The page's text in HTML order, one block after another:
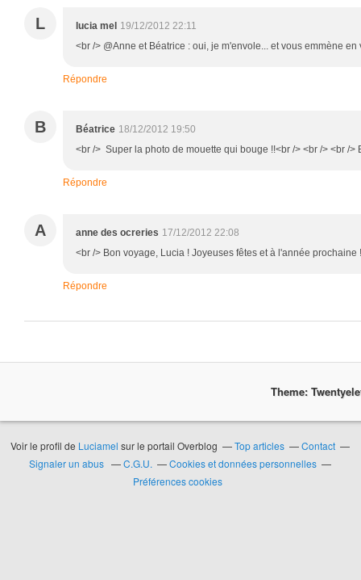
L lucia mel 19/12/2012 22:11
<br /> @Anne et Béatrice : oui, je m'envole... et vous emmène
Répondre
B Béatrice 18/12/2012 19:50
<br /> Super la photo de mouette qui bouge !!<br /> <br /> <br />
Répondre
A anne des ocreries 17/12/2012 22:08
<br /> Bon voyage, Lucia ! Joyeuses fêtes et à l'année prochaine
Répondre
Theme:
Voir le profil de Luciamel sur le portail Overblog Top articles
Contact
Signaler un abus
C.G.U.
Cookies et données personnelles
Préférences cookies